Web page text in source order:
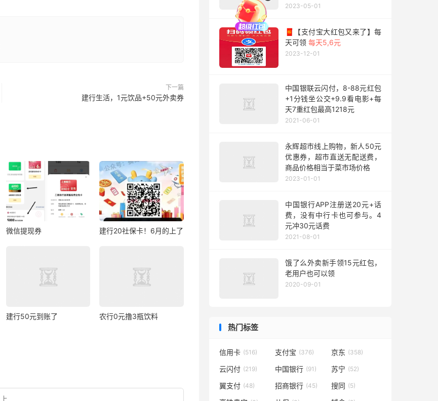
下一篇
建行生活，1元饮品+50元外卖券
微信提现券 建行20社保卡！6月的上了
建行50元到账了 农行0元撸3瓶饮料
2023-05-01
🧧【支付宝大红包又来了】每
天可领 每天5,6元
2023-12-01
中国银联云闪付，8-88元红包
+1分钱坐公交+9.9看电影+每
天7重红包最高1218元
2021-06-01
永辉超市线上购物，新人50元
优惠券，超市直送无配送费，
商品价格相当于菜市场价格
2023-01-01
中国银行APP注册送20元+话
费，没有中行卡也可参与。4
元冲30元话费
2021-08-01
饿了么外卖新手领15元红包，
老用户也可以领
2020-09-01
热门标签
信用卡 (516) 支付宝 (376) 京东 (358)
云闪付 (219) 中国银行 (91) 苏宁 (52)
翼支付 (48) 招商银行 (45) 搜同 (5)